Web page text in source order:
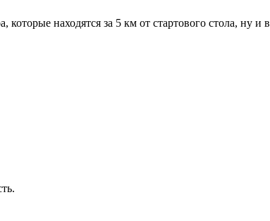
находятся за 5 км от стартового стола, ну и